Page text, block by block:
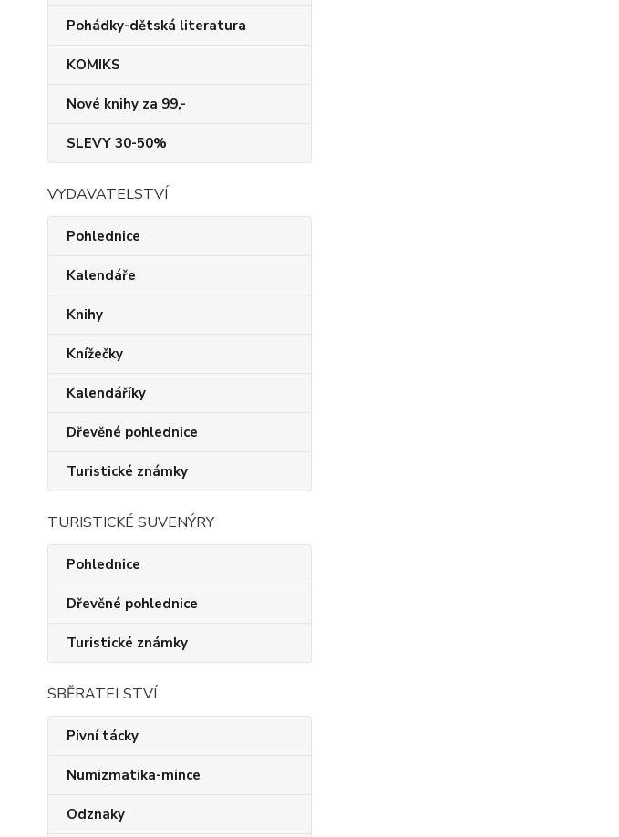
Pohádky-dětská literatura
KOMIKS
Nové knihy za 99,-
SLEVY 30-50%
VYDAVATELSTVÍ
Pohlednice
Kalendáře
Knihy
Knížečky
Kalendáříky
Dřevěné pohlednice
Turistické známky
TURISTICKÉ SUVENÝRY
Pohlednice
Dřevěné pohlednice
Turistické známky
SBĚRATELSTVÍ
Pivní tácky
Numizmatika-mince
Odznaky